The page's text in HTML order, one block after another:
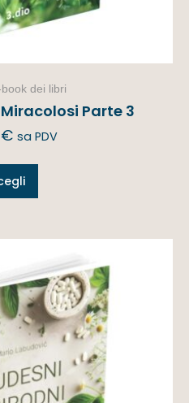
dei libri
Parte 3
€ sa PDV